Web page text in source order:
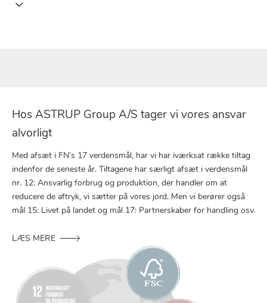
Hos ASTRUP Group A/S tager vi vores ansvar
alvorligt
Med afsæt i FN’s 17 verdensmål, har vi har iværksat række tiltag
indenfor de seneste år. Tiltagene har særligt afsæt i verdensmål
nr. 12: Ansvarlig forbrug og produktion, der handler om at
reducere de aftryk, vi sætter på vores jord. Men vi berører også
mål 15: Livet på landet og mål 17: Partnerskaber for handling osv.
LÆS MERE